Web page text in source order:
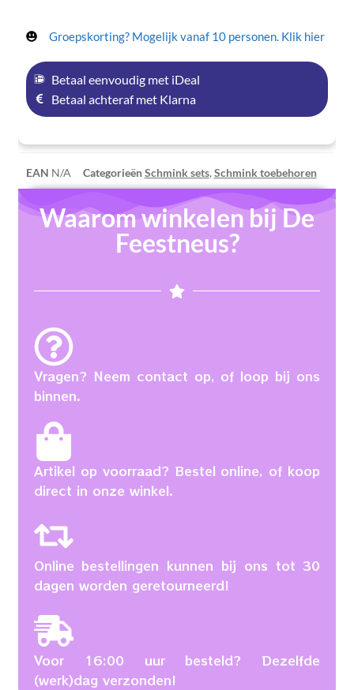
Groepskorting? Mogelijk vanaf 10 personen. Klik hier
Betaal eenvoudig met iDeal
Betaal achteraf met Klarna
EAN N/A CategorieënSchmink sets, Schmink toebehoren
Waarom winkelen bij De
Feestneus?
Vragen? Neem contact op, of loop bij ons
binnen.
Artikel op voorraad? Bestel online, of koop
direct in onze winkel.
Online bestellingen kunnen bij ons tot 30
dagen worden geretourneerd!
Voor 16:00 uur besteld? Dezelfde
(werk)dag verzonden!